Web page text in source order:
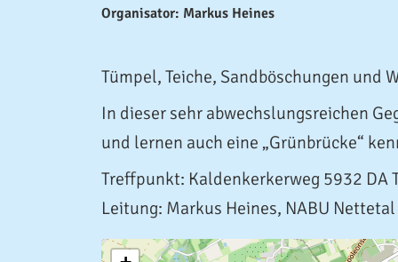
Organisator: Markus Heines
Tümpel, Teiche, Sandböschungen und
In dieser sehr abwechslungsreichen
und lernen auch eine „Grünbrücke“
Treffpunkt: Kaldenkerkerweg 5932 DA
Leitung: Markus Heines, NABU Nettetal